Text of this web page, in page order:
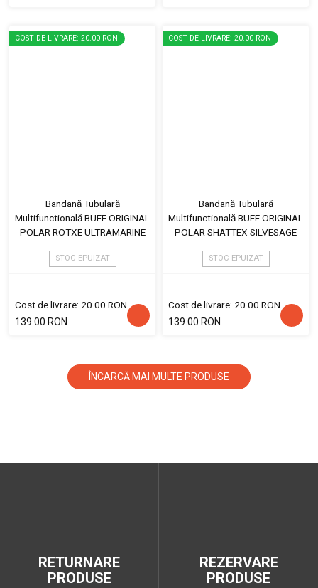
COST DE LIVRARE: 20.00 RON
Bandană Tubulară
Multifunctională BUFF ORIGINAL
POLAR ROTXE ULTRAMARINE
STOC EPUIZAT
Cost de livrare: 20.00 RON
139.00 RON
COST DE LIVRARE: 20.00 RON
Bandană Tubulară
Multifunctională BUFF ORIGINAL
POLAR SHATTEX SILVESAGE
STOC EPUIZAT
Cost de livrare: 20.00 RON
139.00 RON
ÎNCARCĂ MAI MULTE PRODUSE
RETURNARE
PRODUSE
REZERVARE
PRODUSE